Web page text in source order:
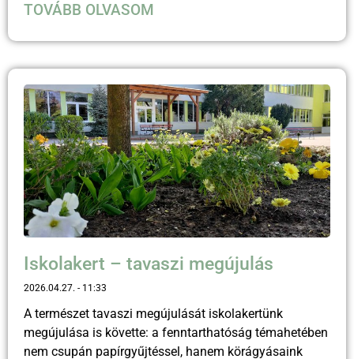
TOVÁBB OLVASOM
Iskolakert – tavaszi megújulás
2026.04.27. 11:33
A természet tavaszi megújulását iskolakertünk
megújulása is követte: a fenntarthatóság témahetében
nem csupán papírgyűjtéssel, hanem körágyásaink